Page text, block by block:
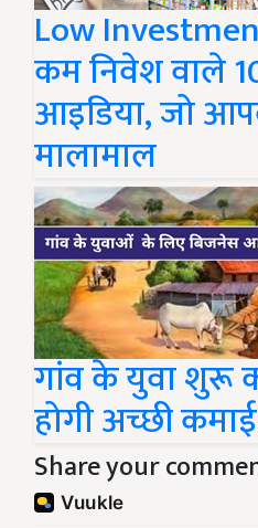
Low
कम निवेश वाले
आइडिया, जो
मालामाल
गांव के युवा शुरू
होगी अच्छी
Share your